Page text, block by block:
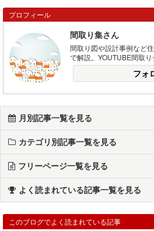
プロフィール
間取り集さん
間取り図や設計事例など
で解説。YOUTUBE間取り
フォ
月別記事一覧を見る
カテゴリ別記事一覧を見る
フリーページ一覧を見る
よく読まれている記事一覧を見る
このブログでよく読まれている記事